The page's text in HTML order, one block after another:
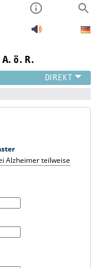
A. ö. R.
Alzheimer teilweise